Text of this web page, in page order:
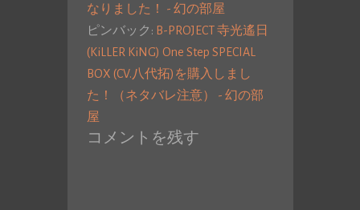
なりました！ - 幻の部屋
ピンバック: B-PROJECT 寺光遙日
(KiLLER KiNG) One Step SPECIAL
BOX (CV.八代拓)を購入しまし
た！（ネタバレ注意） - 幻の部
屋
コメントを残す